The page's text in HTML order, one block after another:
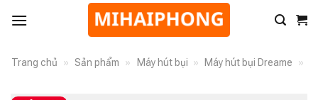
Trang chủ » Sản phẩm » Máy hút bụi » Máy hút bụi Dreame »